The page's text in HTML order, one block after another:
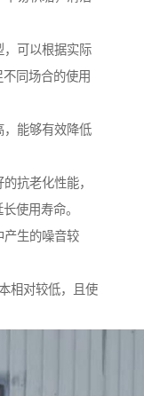
，可以根据实际
同场合的使用
，能够有效降低
抗老化性能，
使用寿命。
产生的噪音较
相对较低，且使